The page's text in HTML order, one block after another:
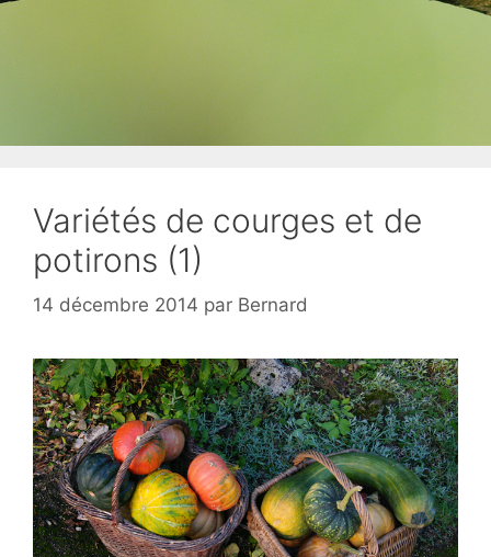
Variétés de courges et de
potirons (1)
14 décembre 2014 par Bernard